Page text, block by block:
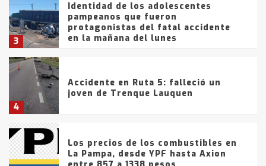
3
Identidad de los adolescentes
pampeanos que fueron
protagonistas del fatal accidente
en la mañana del lunes
4
Accidente en Ruta 5: falleció un
joven de Trenque Lauquen
Los precios de los combustibles en
La Pampa, desde YPF hasta Axion